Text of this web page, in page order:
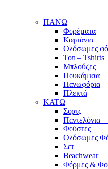
ΠΑΝΩ
Φορέματα
Καφτάνια
Ολόσωμες
Τοπ – Tshirts
Μπλούζες
Πουκάμισα
Πανωφόρια
Πλεκτά
ΚΑΤΩ
Σορτς
Παντελόνια
Φούστες
Ολόσωμες
Σετ
Beachwear
Φόρμες &